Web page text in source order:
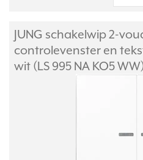
JUNG schakelwip 2-
controlevenster en
wit (LS 995 NA KO5